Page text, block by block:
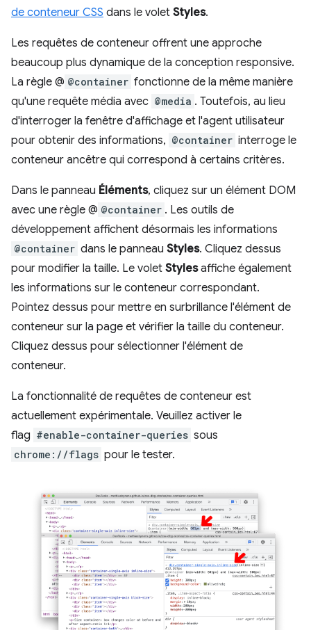
de conteneur CSS dans le volet Styles.
Les requêtes de conteneur offrent une approche
beaucoup plus dynamique de la conception responsive.
La règle @ @container fonctionne de la même manière
qu'une requête média avec @media . Toutefois, au lieu
d'interroger la fenêtre d'affichage et l'agent utilisateur
pour obtenir des informations, @container interroge le
conteneur ancêtre qui correspond à certains critères.
Dans le panneau Éléments, cliquez sur un élément DOM
avec une règle @ @container . Les outils de
développement affichent désormais les informations
@container dans le panneau Styles. Cliquez dessus
pour modifier la taille. Le volet Stylesaffiche également
les informations sur le conteneur correspondant.
Pointez dessus pour mettre en surbrillance l'élément de
conteneur sur la page et vérifier la taille du conteneur.
Cliquez dessus pour sélectionner l'élément de
conteneur.
La fonctionnalité de requêtes de conteneur est
actuellement expérimentale. Veuillez activer le
flag #enable-container-queries sous
chrome://flags pour le tester.